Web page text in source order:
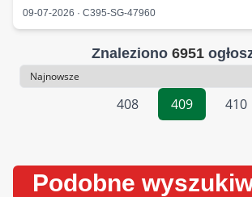
09-07-2026 · C395-SG-47960
Znaleziono 6951
Sortowanie
408
409 410
Podobne